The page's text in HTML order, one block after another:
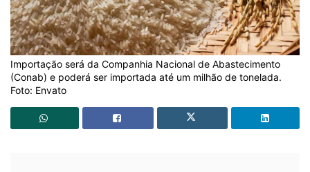
Importação será da Companhia Nacional de Abastecimento
(Conab) e poderá ser importada até um milhão de tonelada.
Foto: Envato